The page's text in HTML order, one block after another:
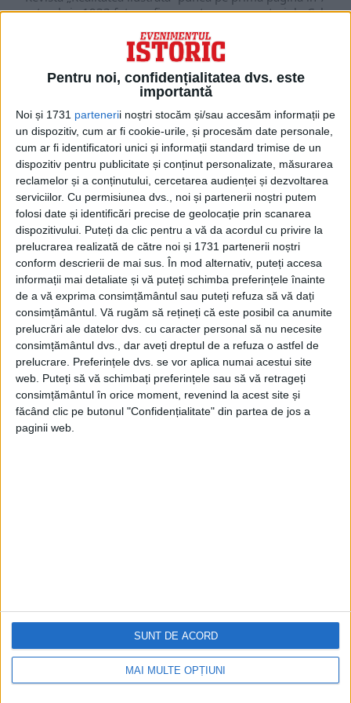
Pentru noi, confidențialitatea dvs. este
importantă
Noi și 1731 partenerii noștri stocăm și/sau accesăm informații pe
un dispozitiv, cum ar fi cookie-urile, și procesăm date personale,
cum ar fi identificatori unici și informații standard trimise de un
dispozitiv pentru publicitate și conținut personalizate, măsurarea
reclamelor și a conținutului, cercetarea audienței și dezvoltarea
serviciilor. Cu permisiunea dvs., noi și partenerii noștri putem
folosi date și identificări precise de geolocație prin scanarea
dispozitivului. Puteți da clic pentru a vă da acordul cu privire la
prelucrarea realizată de către noi și 1731 partenerii noștri
conform descrierii de mai sus. În mod alternativ, puteți accesa
informații mai detaliate și vă puteți schimba preferințele înainte
de a vă exprima consimțământul sau puteți refuza să vă dați
consimțământul. Vă rugăm să rețineți că este posibil ca anumite
prelucrări ale datelor dvs. cu caracter personal să nu necesite
consimțământul dvs., dar aveți dreptul de a refuza o astfel de
prelucrare. Preferințele dvs. se vor aplica numai acestui site
web. Puteți să vă schimbați preferințele sau să vă retrageți
consimțământul în orice moment, revenind la acest site și
făcând clic pe butonul "Confidențialitate" din partea de jos a
paginii web.
MAI MULTE OPȚIUNI
SUNT DE ACORD
septembrie 1933 fotografia aceasta, cu comentariul: „Cel...
ARTICOLE ONLINE
Au intrat în istorie ca primele două femei care s-au
căsătorit legal în Austria
Două femei din Austria au devenit primul cuplu de același sex
în 2019, după ani de...
Doctorul Zilei
Infoactual
Editura de carte